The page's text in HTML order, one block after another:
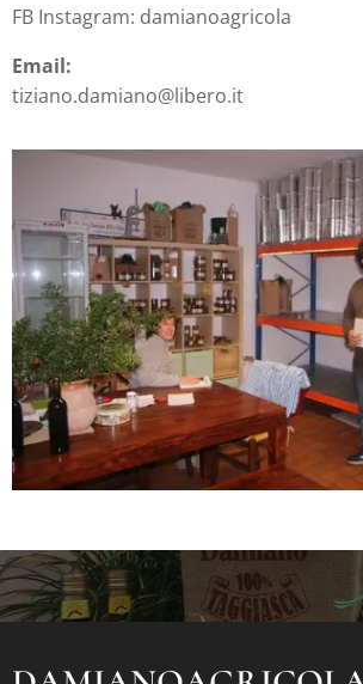
FB Instagram: damianoagricola
Email:
tiziano.damiano@libero.it